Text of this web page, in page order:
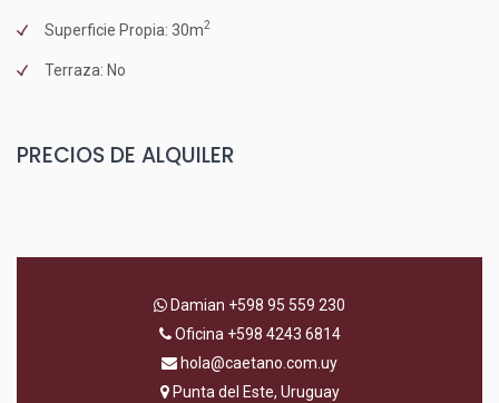
Superficie Propia: 30m2
Terraza: No
PRECIOS DE ALQUILER
Damian +598 95 559 230
Oficina +598 4243 6814
hola@caetano.com.uy
Punta del Este, Uruguay